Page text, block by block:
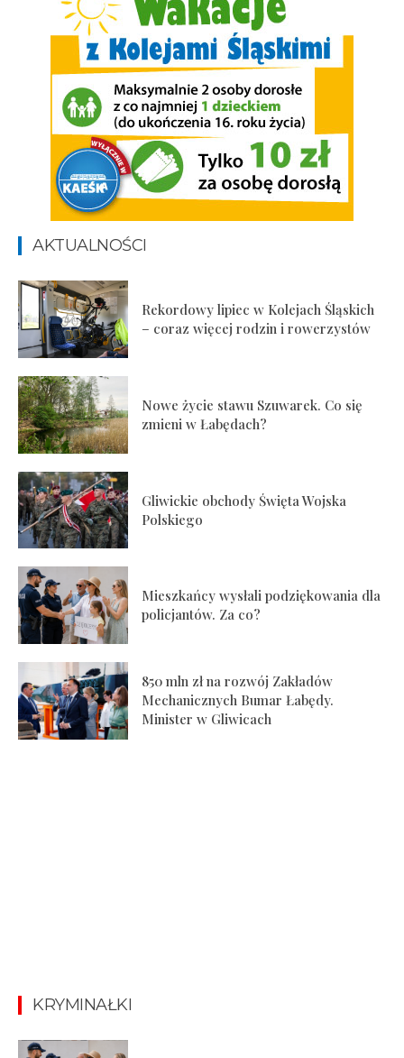
AKTUALNOŚCI
Rekordowy lipiec w Kolejach Śląskich
– coraz więcej rodzin i rowerzystów
Nowe życie stawu Szuwarek. Co się
zmieni w Łabędach?
Gliwickie obchody Święta Wojska
Polskiego
Mieszkańcy wysłali podziękowania dla
policjantów. Za co?
850 mln zł na rozwój Zakładów
Mechanicznych Bumar Łabędy.
Minister w Gliwicach
KRYMINAŁKI